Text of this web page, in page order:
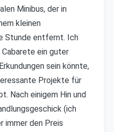
Minibus, der in
kleinen
Stunde entfernt. Ich
ein guter
sein könnte,
Projekte für
Nach einigem Hin und
(ich
immer den Preis